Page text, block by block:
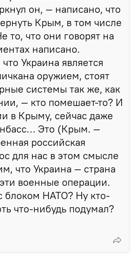
он, — написано, что
Крым, в том числе
то, что они говорят на
написано.
Украина является
оружием, стоят
системы так же, как
— кто помешает-то? И
в Крыму, сейчас даже
Это (Крым. —
российская
для нас в этом смысле
что Украина — страна
военные операции.
блоком НАТО? Ну кто-
что-нибудь подумал?